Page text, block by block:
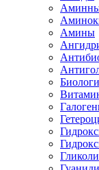
Амины
Гликоли